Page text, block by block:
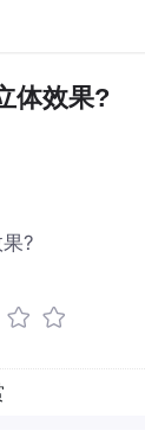
情
体效果?
?